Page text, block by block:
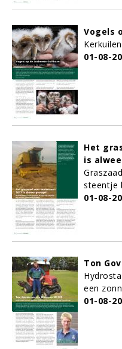
Vogels
01-08-
Het
is
steentje
01-08-
Ton
een
01-08-